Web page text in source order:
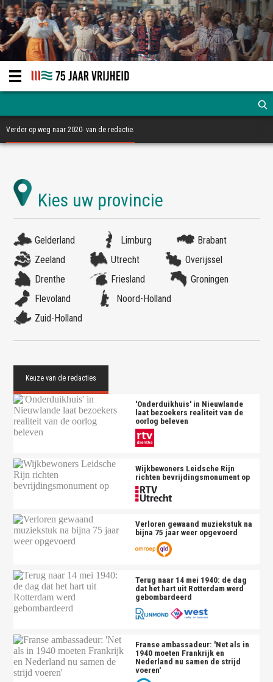
Verder op weg naar 2020- van de redactie.
Gelderland Limburg
Brabant
Zeeland
Utrecht
Overijssel
Drenthe
Friesland
Groningen
Flevoland
Noord-Holland
Zuid-Holland
'Onderduikhuis' in Nieuwlande
laat bezoekers realiteit van de
oorlog beleven
Wijkbewoners Leidsche Rijn
richten bevrijdingsmonument op
Verloren gewaand muziekstuk na
bijna 75 jaar weer opgevoerd
Terug naar 14 mei 1940: de dag
dat het hart uit Rotterdam werd
gebombardeerd
Franse ambassadeur: 'Net als in
1940 moeten Frankrijk en
Nederland nu samen de strijd
voeren'